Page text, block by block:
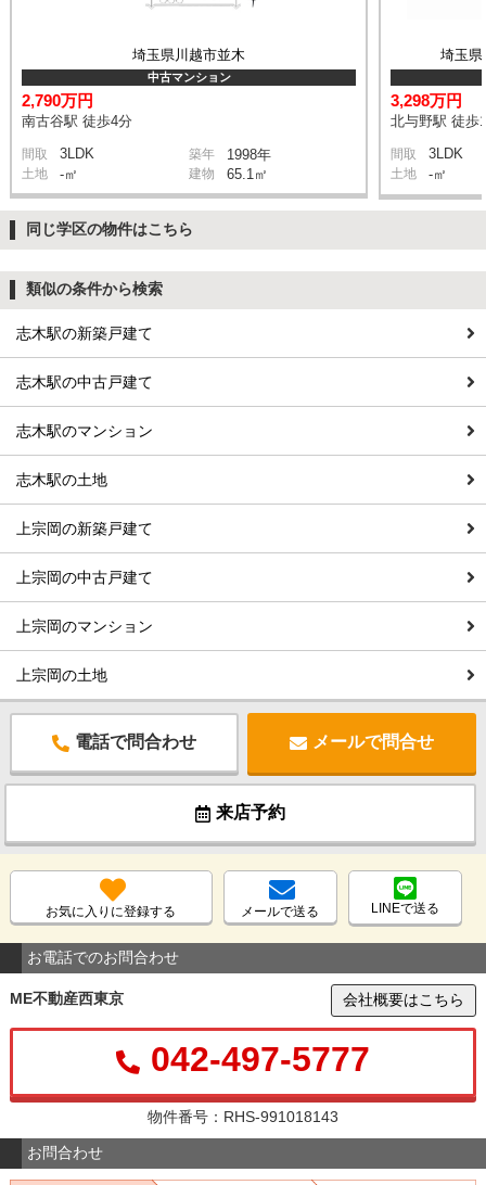
埼玉県川越市並木
中古マンション
2,790万円
南古谷駅 徒歩4分
間取 3LDK 築年 1998年
土地 -㎡ 建物 65.1㎡
埼玉県
3,298万円
北与野駅 徒歩
間取 3LDK
土地 -㎡
同じ学区の物件はこちら
類似の条件から検索
志木駅の新築戸建て
志木駅の中古戸建て
志木駅のマンション
志木駅の土地
上宗岡の新築戸建て
上宗岡の中古戸建て
上宗岡のマンション
上宗岡の土地
電話で問合わせ メールで問合せ
来店予約
お気に入りに登録する メールで送る LINEで送る
お電話でのお問合わせ
ME不動産西東京 会社概要はこちら
042-497-5777
物件番号：RHS-991018143
お問合わせ